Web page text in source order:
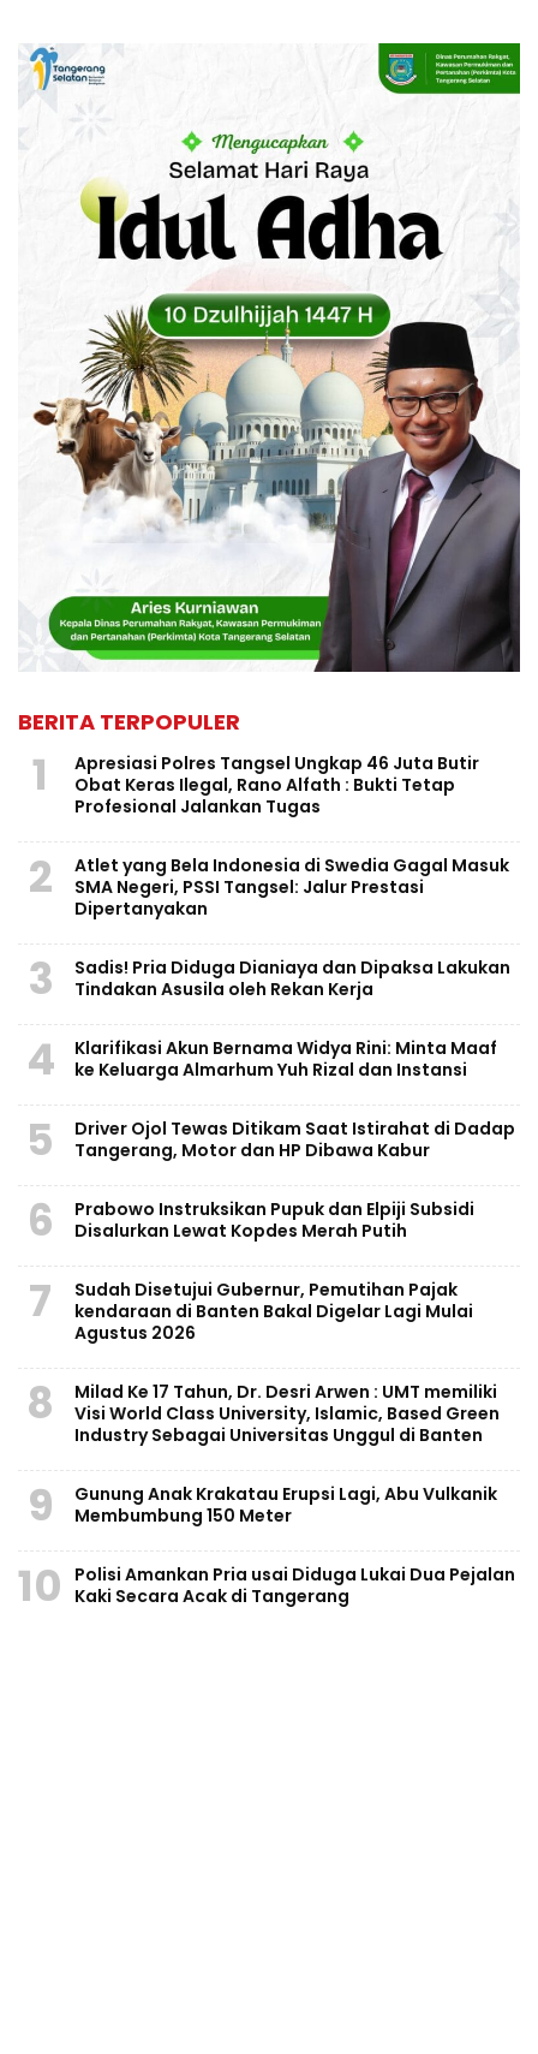
BERITA TERPOPULER
1
Apresiasi Polres Tangsel Ungkap 46 Juta Butir
Obat Keras Ilegal, Rano Alfath : Bukti Tetap
Profesional Jalankan Tugas
2
Atlet yang Bela Indonesia di Swedia Gagal Masuk
SMA Negeri, PSSI Tangsel: Jalur Prestasi
Dipertanyakan
3
Sadis! Pria Diduga Dianiaya dan Dipaksa Lakukan
Tindakan Asusila oleh Rekan Kerja
4
Klarifikasi Akun Bernama Widya Rini: Minta Maaf
ke Keluarga Almarhum Yuh Rizal dan Instansi
5
Driver Ojol Tewas Ditikam Saat Istirahat di Dadap
Tangerang, Motor dan HP Dibawa Kabur
6
Prabowo Instruksikan Pupuk dan Elpiji Subsidi
Disalurkan Lewat Kopdes Merah Putih
7
Sudah Disetujui Gubernur, Pemutihan Pajak
kendaraan di Banten Bakal Digelar Lagi Mulai
Agustus 2026
8
Milad Ke 17 Tahun, Dr. Desri Arwen : UMT memiliki
Visi World Class University, Islamic, Based Green
Industry Sebagai Universitas Unggul di Banten
9
Gunung Anak Krakatau Erupsi Lagi, Abu Vulkanik
Membumbung 150 Meter
10
Polisi Amankan Pria usai Diduga Lukai Dua Pejalan
Kaki Secara Acak di Tangerang